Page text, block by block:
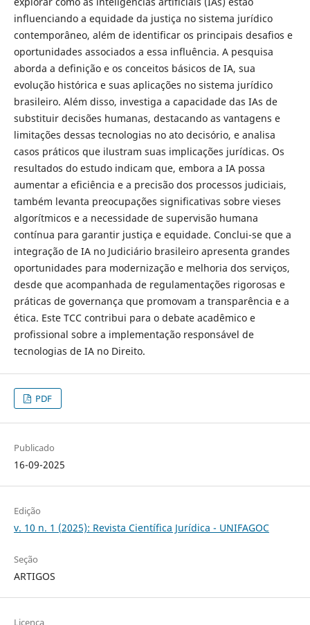
influenciando a equidade da justiça no sistema jurídico
contemporâneo, além de identificar os principais desafios e
oportunidades associados a essa influência. A pesquisa
aborda a definição e os conceitos básicos de IA, sua
evolução histórica e suas aplicações no sistema jurídico
brasileiro. Além disso, investiga a capacidade das IAs de
substituir decisões humanas, destacando as vantagens e
limitações dessas tecnologias no ato decisório, e analisa
casos práticos que ilustram suas implicações jurídicas. Os
resultados do estudo indicam que, embora a IA possa
aumentar a eficiência e a precisão dos processos judiciais,
também levanta preocupações significativas sobre vieses
algorítmicos e a necessidade de supervisão humana
contínua para garantir justiça e equidade. Conclui-se que a
integração de IA no Judiciário brasileiro apresenta grandes
oportunidades para modernização e melhoria dos serviços,
desde que acompanhada de regulamentações rigorosas e
práticas de governança que promovam a transparência e a
ética. Este TCC contribui para o debate acadêmico e
profissional sobre a implementação responsável de
tecnologias de IA no Direito.
PDF
Publicado
16-09-2025
Edição
v. 10 n. 1 (2025): Revista Científica Jurídica - UNIFAGOC
Seção
ARTIGOS
Licença